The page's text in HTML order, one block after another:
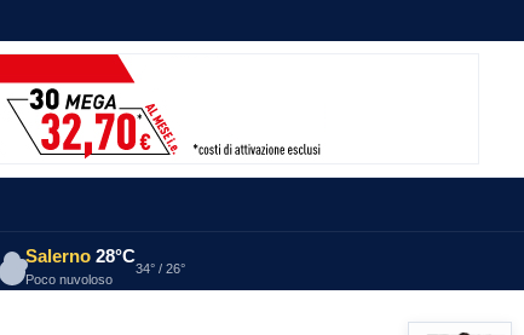
Salerno 28°C
Poco nuvoloso
34° / 26°